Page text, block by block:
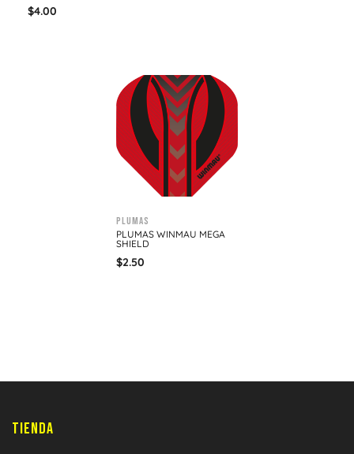
$4.00
Plumas
PLUMAS WINMAU MEGA
SHIELD
$2.50
TIENDA